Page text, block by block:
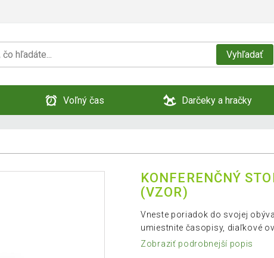
Vyhľadať
Voľný čas Darčeky a hračky
KONFERENČNÝ
(VZOR)
Vneste poriadok do svojej
umiestnite časopisy, diaľkové
Zobraziť podrobnejší popis